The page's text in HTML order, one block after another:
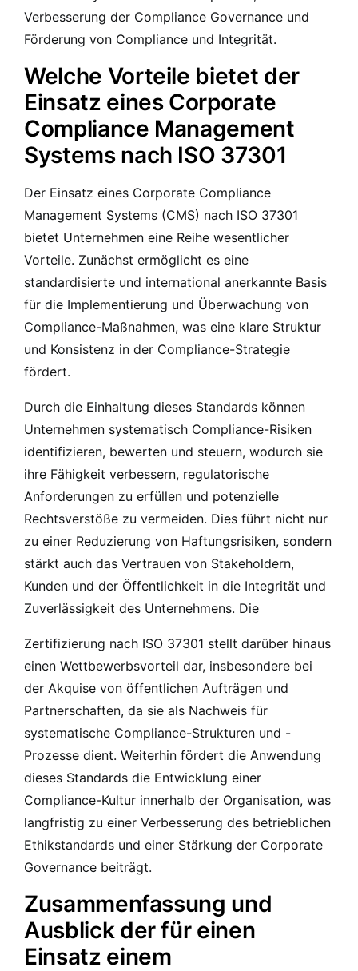
Verbesserung der Compliance Governance und
Förderung von Compliance und Integrität.
Welche Vorteile bietet der
Einsatz eines Corporate
Compliance Management
Systems nach ISO 37301
Der Einsatz eines Corporate Compliance
Management Systems (CMS) nach ISO 37301
bietet Unternehmen eine Reihe wesentlicher
Vorteile. Zunächst ermöglicht es eine
standardisierte und international anerkannte Basis
für die Implementierung und Überwachung von
Compliance-Maßnahmen, was eine klare Struktur
und Konsistenz in der Compliance-Strategie
fördert.
Durch die Einhaltung dieses Standards können
Unternehmen systematisch Compliance-Risiken
identifizieren, bewerten und steuern, wodurch sie
ihre Fähigkeit verbessern, regulatorische
Anforderungen zu erfüllen und potenzielle
Rechtsverstöße zu vermeiden. Dies führt nicht nur
zu einer Reduzierung von Haftungsrisiken, sondern
stärkt auch das Vertrauen von Stakeholdern,
Kunden und der Öffentlichkeit in die Integrität und
Zuverlässigkeit des Unternehmens. Die
Zertifizierung nach ISO 37301 stellt darüber hinaus
einen Wettbewerbsvorteil dar, insbesondere bei
der Akquise von öffentlichen Aufträgen und
Partnerschaften, da sie als Nachweis für
systematische Compliance-Strukturen und -
Prozesse dient. Weiterhin fördert die Anwendung
dieses Standards die Entwicklung einer
Compliance-Kultur innerhalb der Organisation, was
langfristig zu einer Verbesserung des betrieblichen
Ethikstandards und einer Stärkung der Corporate
Governance beiträgt.
Zusammenfassung und
Ausblick der für einen
Einsatz einem